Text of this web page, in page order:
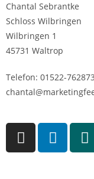
Chantal Sebrantke
Schloss Wilbringen
Wilbringen 1
45731 Waltrop
Telefon: 01522-